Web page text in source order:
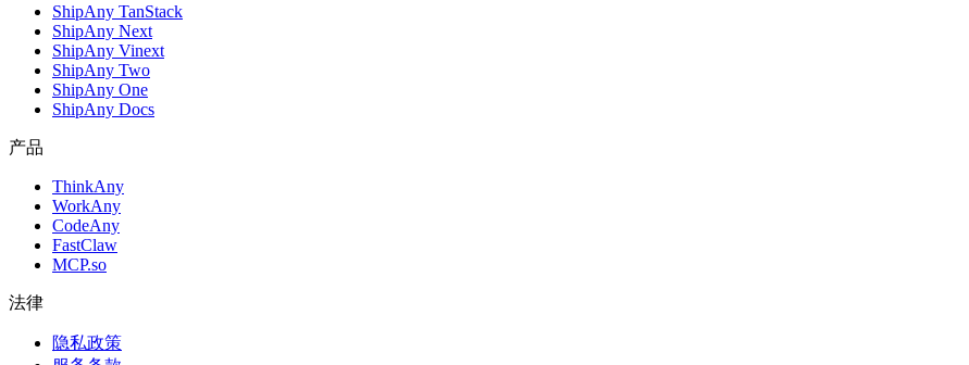
ShipAny TanStack
ShipAny Next
ShipAny Vinext
ShipAny Two
ShipAny One
ShipAny Docs
产品
ThinkAny
WorkAny
CodeAny
FastClaw
MCP.so
法律
隐私政策